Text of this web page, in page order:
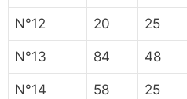
N°12 20 25
N°13 84 48
N°14 58 25